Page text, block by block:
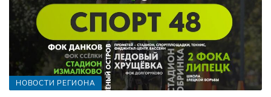
НОВОСТИ РЕГИОНА